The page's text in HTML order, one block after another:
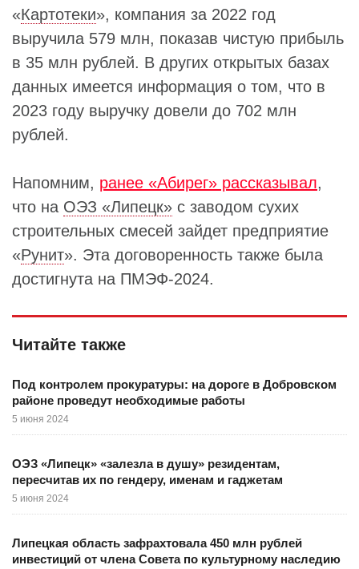
«Картотеки», компания за 2022 год
выручила 579 млн, показав чистую прибыль
в 35 млн рублей. В других открытых базах
данных имеется информация о том, что в
2023 году выручку довели до 702 млн
рублей.
Напомним, ранее «Абирег» рассказывал,
что на ОЭЗ «Липецк» с заводом сухих
строительных смесей зайдет предприятие
«Рунит». Эта договоренность также была
достигнута на ПМЭФ-2024.
Читайте также
Под контролем прокуратуры: на дороге в Добровском
районе проведут необходимые работы
5 июня 2024
ОЭЗ «Липецк» «залезла в душу» резидентам,
пересчитав их по гендеру, именам и гаджетам
5 июня 2024
Липецкая область зафрахтовала 450 млн рублей
инвестиций от члена Совета по культурному наследию